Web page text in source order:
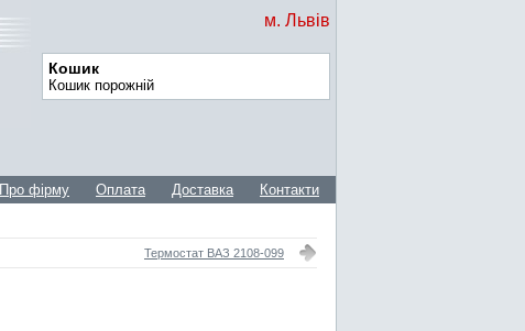
м. Львів
Кошик
Кошик порожній
Про фірму Оплата Доставка Контакти
Термостат ВАЗ 2108-099